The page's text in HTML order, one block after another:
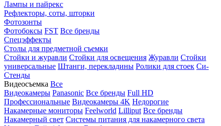
Лампы и пайрекс
Рефлекторы, соты, шторки
Фотозонты
Фотобоксы FST Все бренды
Спецэффекты
Столы для предметной съемки
Стойки и журавли Стойки для освещения Журавли Стойки
универсальные Штанги, перекладины Ролики для стоек Си-
Стенды
Видеосъемка Все
Видеокамеры Panasonic Все бренды Full HD
Профессиональные Видеокамеры 4K Недорогие
Накамерные мониторы Feelworld Lilliput Все бренды
Накамерный свет Системы питания для накамерного света